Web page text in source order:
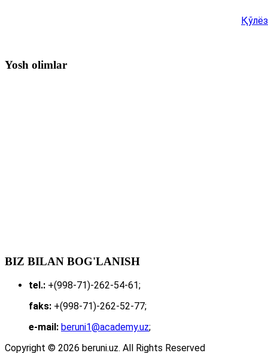
Yosh olimlar
BIZ BILAN BOG'LANISH
tel.: +(998-71)-262-54-61;
faks: +(998-71)-262-52-77;
e-mail: beruni1@academy.uz;
Copyright © 2026 beruni.uz. All Rights Reserved